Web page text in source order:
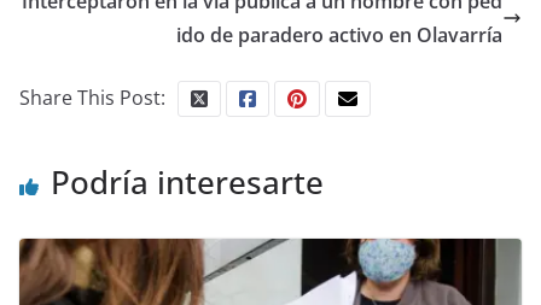
ido de paradero activo en Olavarría
Share This Post:
Podría interesarte